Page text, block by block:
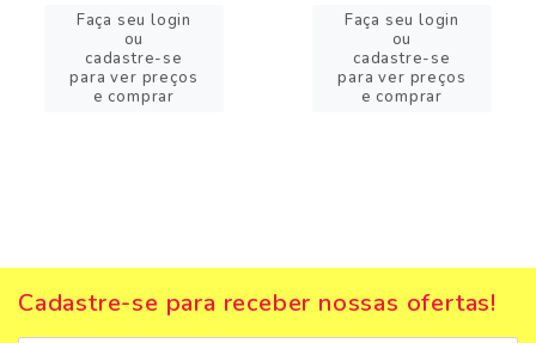
Faça seu login
ou
cadastre-se
para ver preços
e comprar
Faça seu login
ou
cadastre-se
para ver preços
e comprar
Cadastre-se para receber nossas ofertas!